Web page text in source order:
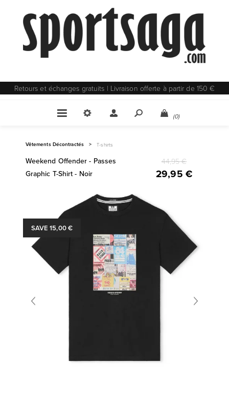
Retours et échanges gratuits | Livraison offerte à partir de 150 €
(0)
Vêtements Décontractés > T-shirts
Weekend Offender - Passes
Graphic T-Shirt - Noir
44,95 €
29,95 €
SAVE 15,00 €